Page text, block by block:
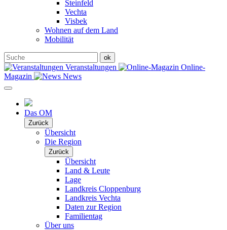
Steinfeld
Vechta
Visbek
Wohnen auf dem Land
Mobilität
Veranstaltungen
Online-
Magazin
News
Das OM
Zurück
Übersicht
Die Region
Zurück
Übersicht
Land & Leute
Lage
Landkreis Cloppenburg
Landkreis Vechta
Daten zur Region
Familientag
Über uns